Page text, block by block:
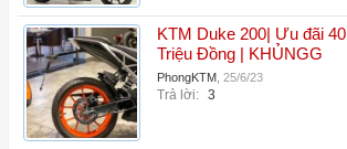
KTM Duke 200| Ưu đãi 40
Triệu Đồng | KHỦNGG
PhongKTM 25/6/23
Trả lời: 3